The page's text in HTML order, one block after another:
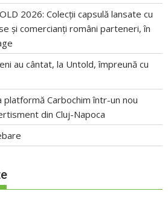
2026: Colecții capsulă lansate cu
și comercianți români parteneri, în
au cântat, la Untold, împreună cu
Carbochim într-un nou
din Cluj-Napoca